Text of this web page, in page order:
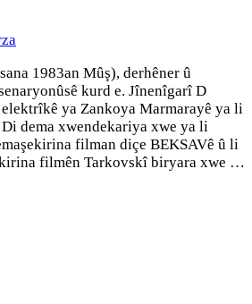
1983an Mûş), derhêner û
kurd e. Jînenîgarî D
ya Zankoya Marmarayê ya li
dema xwendekariya xwe ya li
filman diçe BEKSAVê û li
filmên Tarkovskî biryara xwe …